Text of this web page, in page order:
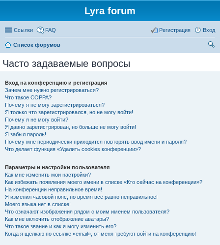
Lyra forum
Ссылки FAQ Вход
Регистрация
Список форумов
Часто задаваемые вопросы
Вход на конференцию и регистрация
Зачем мне нужно регистрироваться?
Что такое COPPA?
Почему я не могу зарегистрироваться?
Я только что зарегистрировался, но не могу войти!
Почему я не могу войти?
Я давно зарегистрирован, но больше не могу войти!
Я забыл пароль!
Почему мне периодически приходится повторять ввод имени и пароля?
Что делает функция «Удалить cookies конференции»?
Параметры и настройки пользователя
Как мне изменить мои настройки?
Как избежать появления моего имени в списке «Кто сейчас на конференции»?
На конференции неправильное время!
Я изменил часовой пояс, но время всё равно неправильное!
Моего языка нет в списке!
Что означают изображения рядом с моим именем пользователя?
Как мне включить отображение аватары?
Что такое звание и как я могу изменить его?
Когда я щёлкаю по ссылке «email», от меня требуют войти на конференцию!